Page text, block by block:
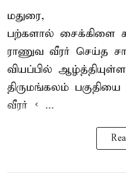
மதுரை,
பற்களால் சைக்கிளை
ராணுவ வீரர் செய்த
வியப்பில்
திருமங்கலம்
வீரர் < ...